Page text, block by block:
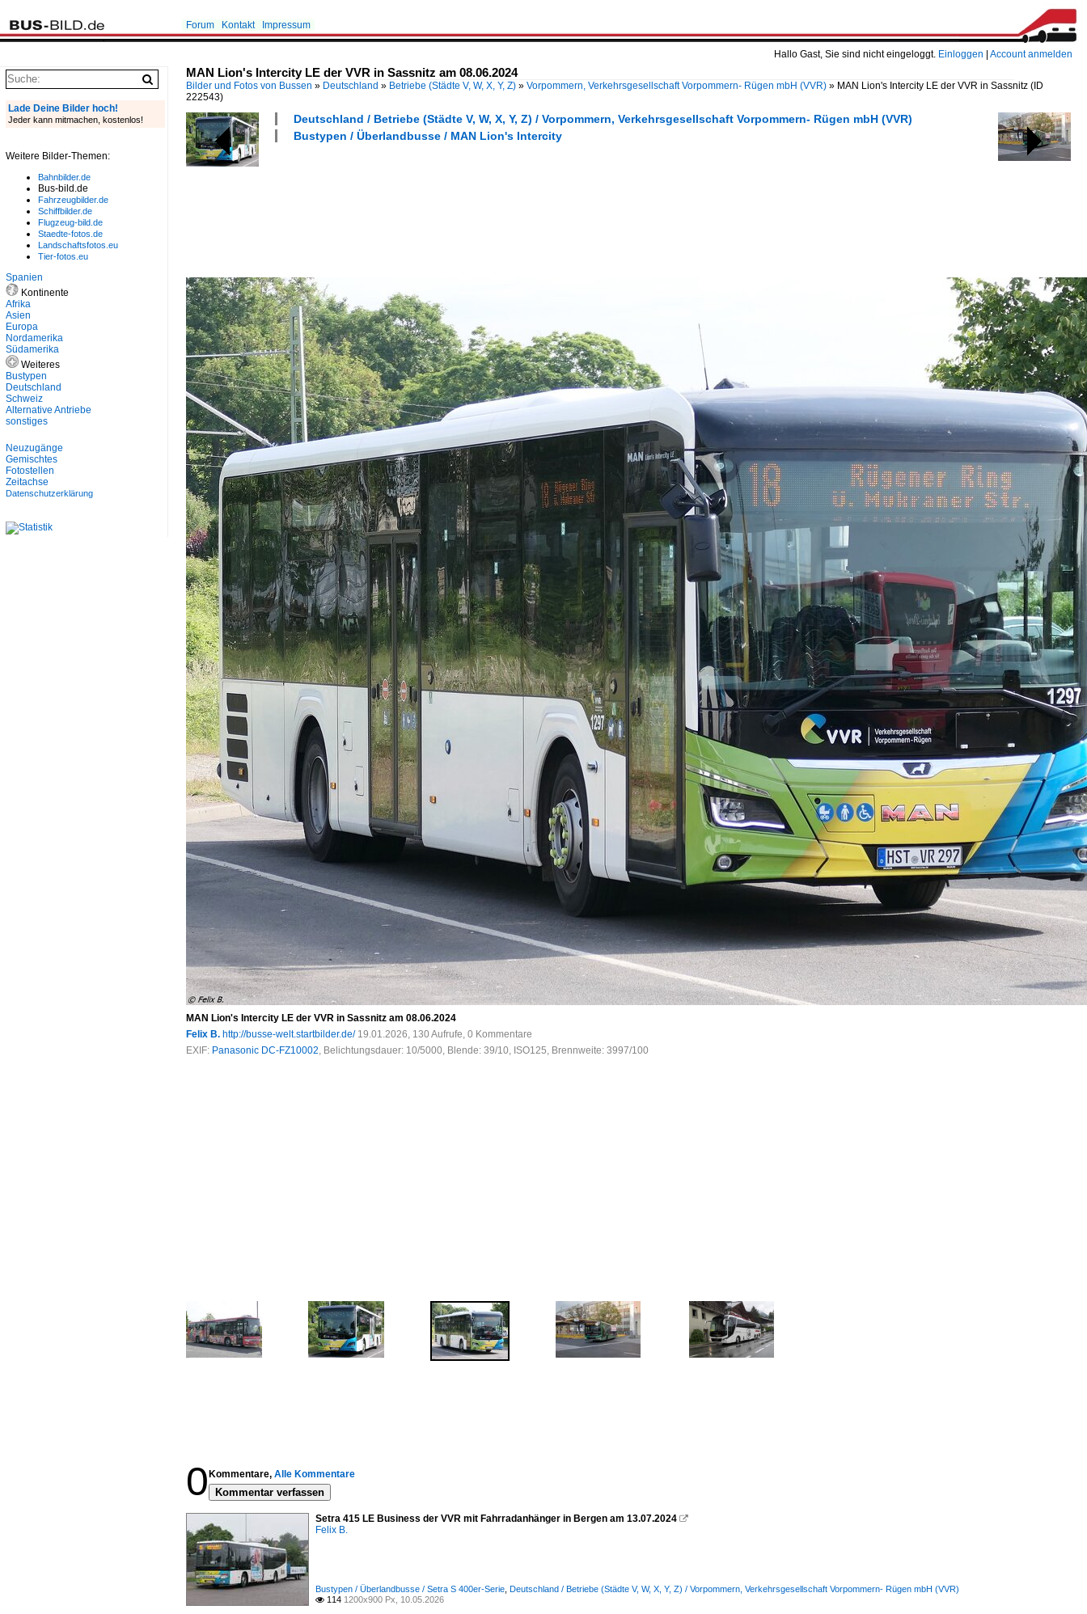
Hallo Gast, Sie sind nicht eingeloggt. Einloggen Account anmelden
Forum Kontakt Impressum
MAN Lion's Intercity LE der VVR in Sassnitz am 08.06.2024
Bilder und Fotos von Bussen » Deutschland » Betriebe (Städte V, W, X, Y, Z) » Vorpommern, Verkehrsgesellschaft Vorpommern- Rügen mbH (VVR) » MAN Lion's Intercity LE der VVR in Sassnitz (ID
222543)
Deutschland / Betriebe (Städte V, W, X, Y, Z) / Vorpommern, Verkehrsgesellschaft Vorpommern- Rügen mbH (VVR)
Bustypen / Überlandbusse / MAN Lion's Intercity
MAN Lion's Intercity LE der VVR in Sassnitz am 08.06.2024
Felix B. http://busse-welt.startbilder.de/ 19.01.2026, 130 Aufrufe, 0 Kommentare
EXIF: Panasonic DC-FZ10002, Belichtungsdauer: 10/5000, Blende: 39/10, ISO125, Brennweite: 3997/100
0 Kommentare, Alle Kommentare
Kommentar verfassen
Setra 415 LE Business der VVR mit Fahrradanhänger in Bergen am 13.07.2024 
Felix B.
Bustypen / Überlandbusse / Setra S 400er-Serie Deutschland / Betriebe (Städte V, W, X, Y, Z) / Vorpommern, Verkehrsgesellschaft Vorpommern- Rügen mbH (VVR)
 114 1200x900 Px, 10.05.2026
Lade Deine Bilder hoch!
Jeder kann mitmachen, kostenlos!
Weitere Bilder-Themen:
Bahnbilder.de
Bus-bild.de
Fahrzeugbilder.de
Schiffbilder.de
Flugzeug-bild.de
Staedte-fotos.de
Landschaftsfotos.eu
Tier-fotos.eu
Spanien
Kontinente
Afrika
Asien
Europa
Nordamerika
Südamerika
Weiteres
Bustypen
Deutschland
Schweiz
Alternative Antriebe
sonstiges
Neuzugänge
Gemischtes
Fotostellen
Zeitachse
Datenschutzerklärung